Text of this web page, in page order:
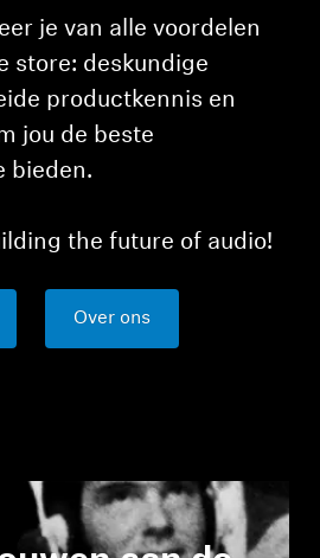
je van alle voordelen
store: deskundige
productkennis en
jou de beste
bieden.
the future of audio!
Over ons